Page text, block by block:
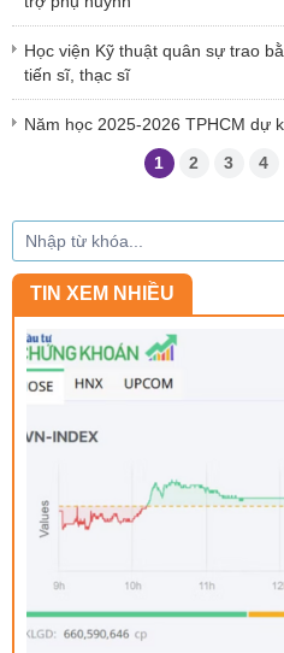
Học viện Kỹ thuật quân sự trao
tiến sĩ, thạc sĩ
Năm học 2025-2026 TPHCM dự
1 2 3 4
TIN XEM NHIỀU